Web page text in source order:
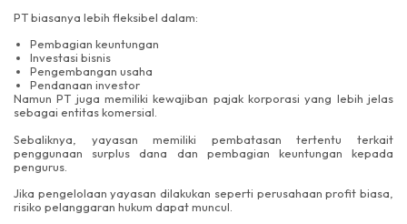
PT biasanya lebih fleksibel dalam:
Pembagian keuntungan
Investasi bisnis
Pengembangan usaha
Pendanaan investor
Namun PT juga memiliki kewajiban pajak korporasi yang lebih jelas
sebagai entitas komersial.
Sebaliknya, yayasan memiliki pembatasan tertentu terkait
penggunaan surplus dana dan pembagian keuntungan kepada
pengurus.
Jika pengelolaan yayasan dilakukan seperti perusahaan profit biasa,
risiko pelanggaran hukum dapat muncul.